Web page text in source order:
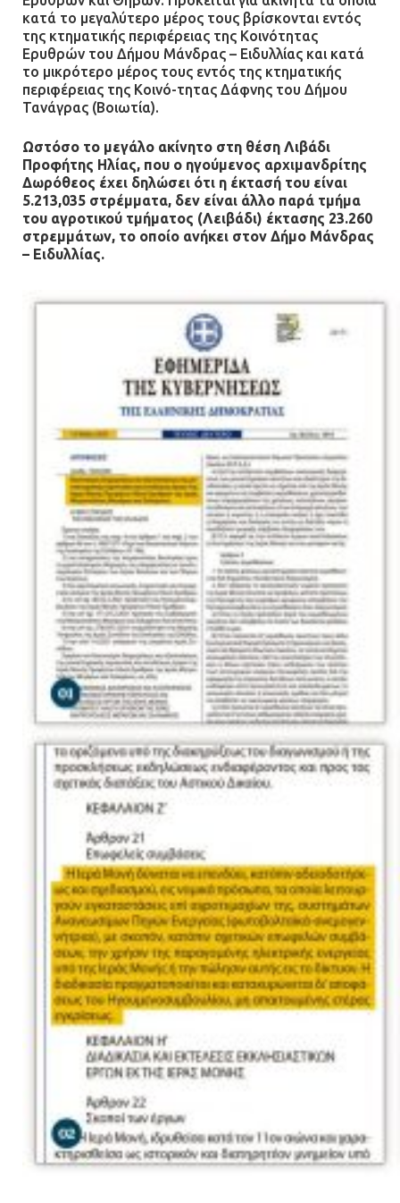
κατά το μεγαλύτερο μέρος τους βρίσκονται εντός
της κτηματικής περιφέρειας της Κοινότητας
Ερυθρών του Δήμου Μάνδρας – Ειδυλλίας και κατά
το μικρότερο μέρος τους εντός της κτηματικής
περιφέρειας της Κοινό-τητας Δάφνης του Δήμου
Τανάγρας (Βοιωτία).
Ωστόσο το μεγάλο ακίνητο στη θέση Λιβάδι
Προφήτης Ηλίας, που ο ηγούμενος αρχιμανδρίτης
Δωρόθεος έχει δηλώσει ότι η έκτασή του είναι
5.213,035 στρέμματα, δεν είναι άλλο παρά τμήμα
του αγροτικού τμήματος (Λειβάδι) έκτασης 23.260
στρεμμάτων, το οποίο ανήκει στον Δήμο Μάνδρας
– Ειδυλλίας.